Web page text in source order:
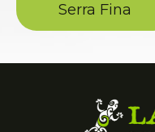
Serra Fina